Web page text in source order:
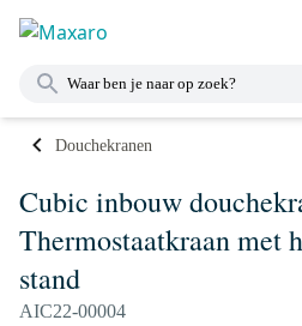
Douchekranen
Cubic inbouw
Thermostaatkraan met
stand
AIC22-00004